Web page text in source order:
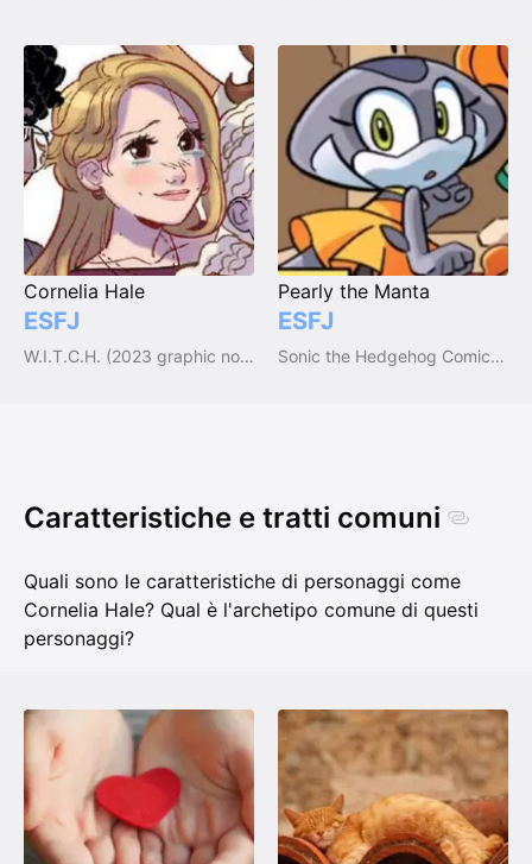
Cornelia Hale
ESFJ
W.I.T.C.H. (2023 graphic novel)
Pearly the Manta
ESFJ
Sonic the Hedgehog Comics (IDW, Archie, & other)
Caratteristiche e tratti comuni
Quali sono le caratteristiche di personaggi come
Cornelia Hale? Qual è l'archetipo comune di questi
personaggi?